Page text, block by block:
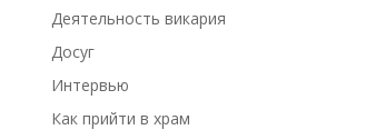
Деятельность викария
Досуг
Интервью
Как прийти в храм